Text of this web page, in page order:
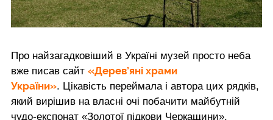
Про найзагадковіший в Україні музей просто неба
вже писав сайт «Дерев’яні храми
України». Цікавість переймала і автора цих рядків,
який вирішив на власні очі побачити майбутній
чудо-експонат «Золотої підкови Черкащини».